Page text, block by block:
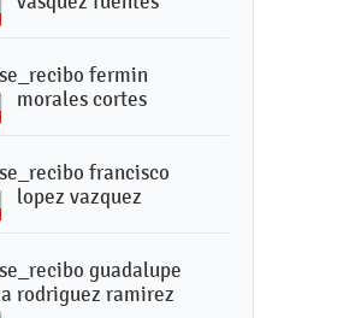
fermin
morales cortes
francisco
lopez vazquez
guadalupe
rodriguez ramirez